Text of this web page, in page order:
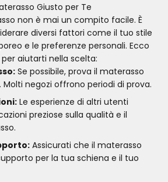
Giusto per Te
non è mai un compito facile. È
diversi fattori come il tuo stile
e le preferenze personali. Ecco
aiutarti nella scelta:
Se possibile, prova il materasso
negozi offrono periodi di prova.
Le esperienze di altri utenti
preziose sulla qualità e il
Assicurati che il materasso
per la tua schiena e il tuo